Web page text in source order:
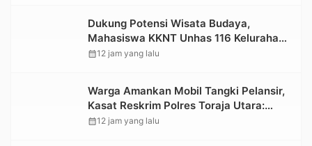
Dukung Potensi Wisata Budaya,
Mahasiswa KKNT Unhas 116 Kelurahan
Nonongan Utara Pasang Papan
calendar_month12 jam yang lalu
Warga Amankan Mobil Tangki Pelansir,
Kasat Reskrim Polres Toraja Utara:
Proses Hukum Berjalan Transparan
calendar_month12 jam yang lalu